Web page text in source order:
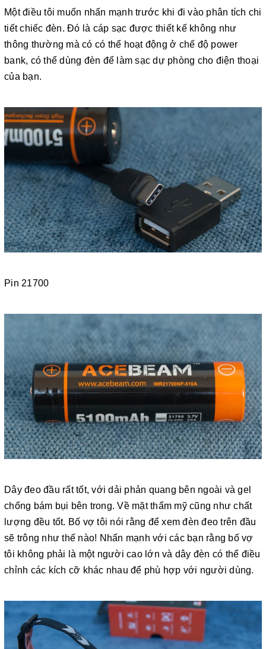
Một điều tôi muốn nhấn mạnh trước khi đi vào phân tích chi
tiết chiếc đèn. Đó là cáp sạc được thiết kế không như
thông thường mà có có thể hoạt động ở chế độ power
bank, có thể dùng đèn để làm sạc dự phòng cho điện thoại
của bạn.
Pin 21700
Dây đeo đầu rất tốt, với dải phản quang bên ngoài và gel
chống bám bụi bên trong. Về mặt thẩm mỹ cũng như chất
lượng đều tốt. Bố vợ tôi nói rằng để xem đèn đeo trên đầu
sẽ trông như thế nào! Nhấn mạnh với các bạn rằng bố vợ
tôi không phải là một người cao lớn và dây đèn có thể điều
chỉnh các kích cỡ khác nhau để phù hợp với người dùng.